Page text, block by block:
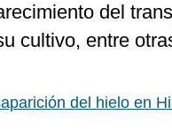
del
cultivo, entre
del hielo en